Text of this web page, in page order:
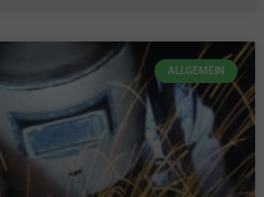
ALLGEMEIN